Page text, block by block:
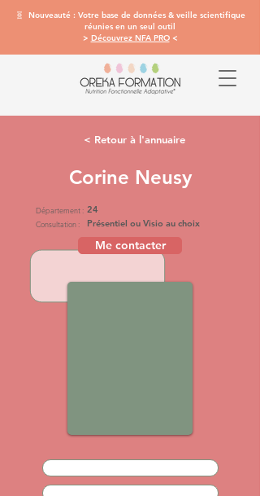
🧬 Nouveauté : Votre base de données & veille scientifique
réunies en un seul outil
> Découvrez NFA PRO<
< Retour à l'annuaire
Corine Neusy
Département :
Consultation :
24
Présentiel ou Visio au choix
Me contacter